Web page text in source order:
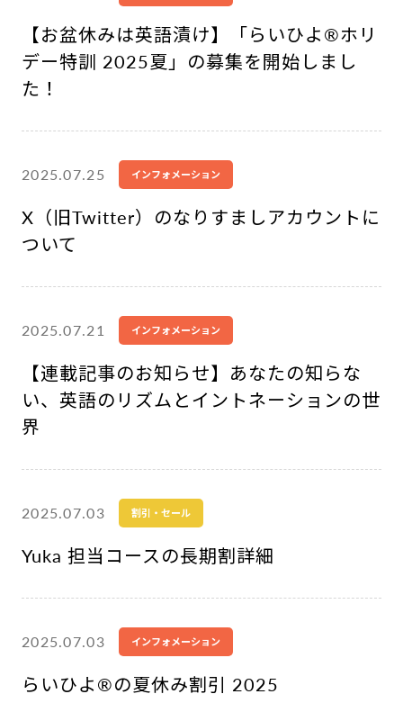
【お盆休みは英語漬け】「らいひよ®︎ホリ
デー特訓 2025夏」の募集を開始しまし
た！
2025.07.25 インフォメーション
X（旧Twitter）のなりすましアカウントに
ついて
2025.07.21 インフォメーション
【連載記事のお知らせ】あなたの知らな
い、英語のリズムとイントネーションの世
界
2025.07.03 割引・セール
Yuka 担当コースの長期割詳細
2025.07.03 インフォメーション
らいひよ®︎の夏休み割引 2025